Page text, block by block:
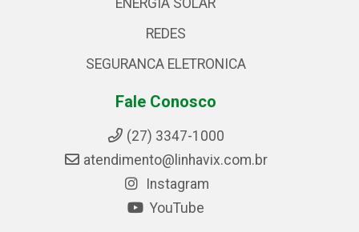
ENERGIA SOLAR
REDES
SEGURANCA ELETRONICA
Fale Conosco
(27) 3347-1000
atendimento@linhavix.com.br
Instagram
YouTube